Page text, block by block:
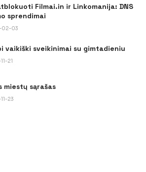
Filmai.in ir Linkomanija: DNS
sprendimai
02-03
vaikiški sveikinimai su gimtadieniu
21
miestų sąrašas
23